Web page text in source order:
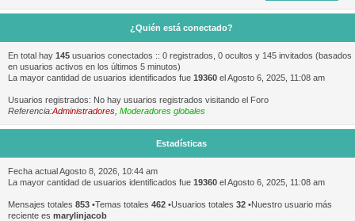
¿Quién está conectado?
En total hay 145 usuarios conectados :: 0 registrados, 0 ocultos y 145 invitados (basados
en usuarios activos en los últimos 5 minutos)
La mayor cantidad de usuarios identificados fue 19360 el Agosto 6, 2025, 11:08 am
Usuarios registrados: No hay usuarios registrados visitando el Foro
Referencia:Administradores Moderadores globales
Estadísticas
Fecha actual Agosto 8, 2026, 10:44 am
La mayor cantidad de usuarios identificados fue 19360 el Agosto 6, 2025, 11:08 am
Mensajes totales 853 •Temas totales 462 •Usuarios totales 32 •Nuestro usuario más
reciente es marylinjacob